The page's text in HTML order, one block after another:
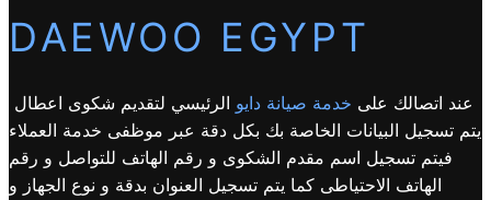
DAEWOO EGYPT
عند اتصالك على خدمة صيانة دايو الرئيسي لتقديم شكوى اعطال
يتم تسجيل البيانات الخاصة بك بكل دقة عبر موظفى خدمة العملاء
فيتم تسجيل اسم مقدم الشكوى و رقم الهاتف للتواصل و رقم
الهاتف الاحتياطى كما يتم تسجيل العنوان بدقة و نوع الجهاز و